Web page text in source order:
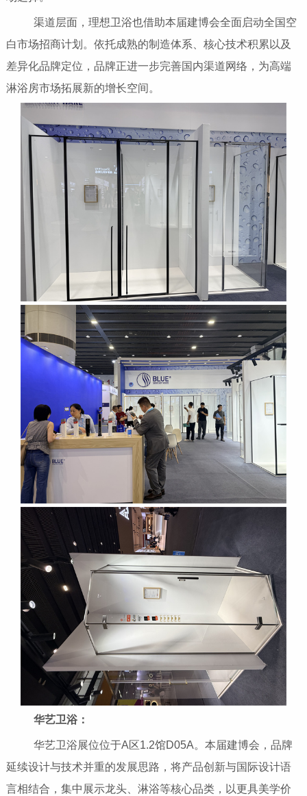
渠道层面，理想卫浴也借助本届建博会全面启动全国空
白市场招商计划。依托成熟的制造体系、核心技术积累以及
差异化品牌定位，品牌正进一步完善国内渠道网络，为高端
淋浴房市场拓展新的增长空间。
华艺卫浴：
华艺卫浴展位位于A区1.2馆D05A。本届建博会，品牌
延续设计与技术并重的发展思路，将产品创新与国际设计语
言相结合，集中展示龙头、淋浴等核心品类，以更具美学价